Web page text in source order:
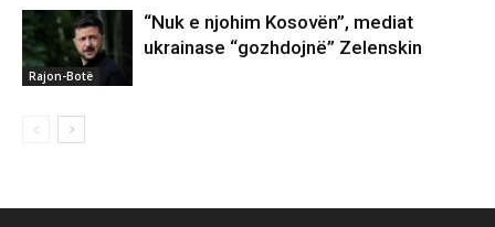
Rajon-Botë
“Nuk e njohim Kosovën”, mediat
ukrainase “gozhdojnë” Zelenskin